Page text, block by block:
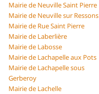
Mairie de Neuville Saint Pierre
Mairie de Neuville sur Ressons
Mairie de Rue Saint Pierre
Mairie de Laberlière
Mairie de Labosse
Mairie de Lachapelle aux Pots
Mairie de Lachapelle sous
Gerberoy
Mairie de Lachelle